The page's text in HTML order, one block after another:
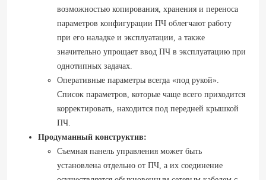
возможностью копирования, хранения и переноса
параметров конфигурации ПЧ облегчают работу
при его наладке и эксплуатации, а также
значительно упрощает ввод ПЧ в эксплуатацию при
однотипных задачах.
Оперативные параметры всегда «под рукой».
Список параметров, которые чаще всего приходится
корректировать, находится под передней крышкой
ПЧ.
Продуманный конструктив:
Съемная панель управления может быть
установлена отдельно от ПЧ, а их соединение